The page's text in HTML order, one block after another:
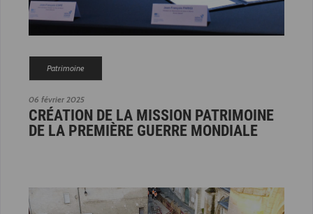
06 février 2025
Patrimoine
CRÉATION DE LA MISSION PATRIMOINE
DE LA PREMIÈRE GUERRE MONDIALE